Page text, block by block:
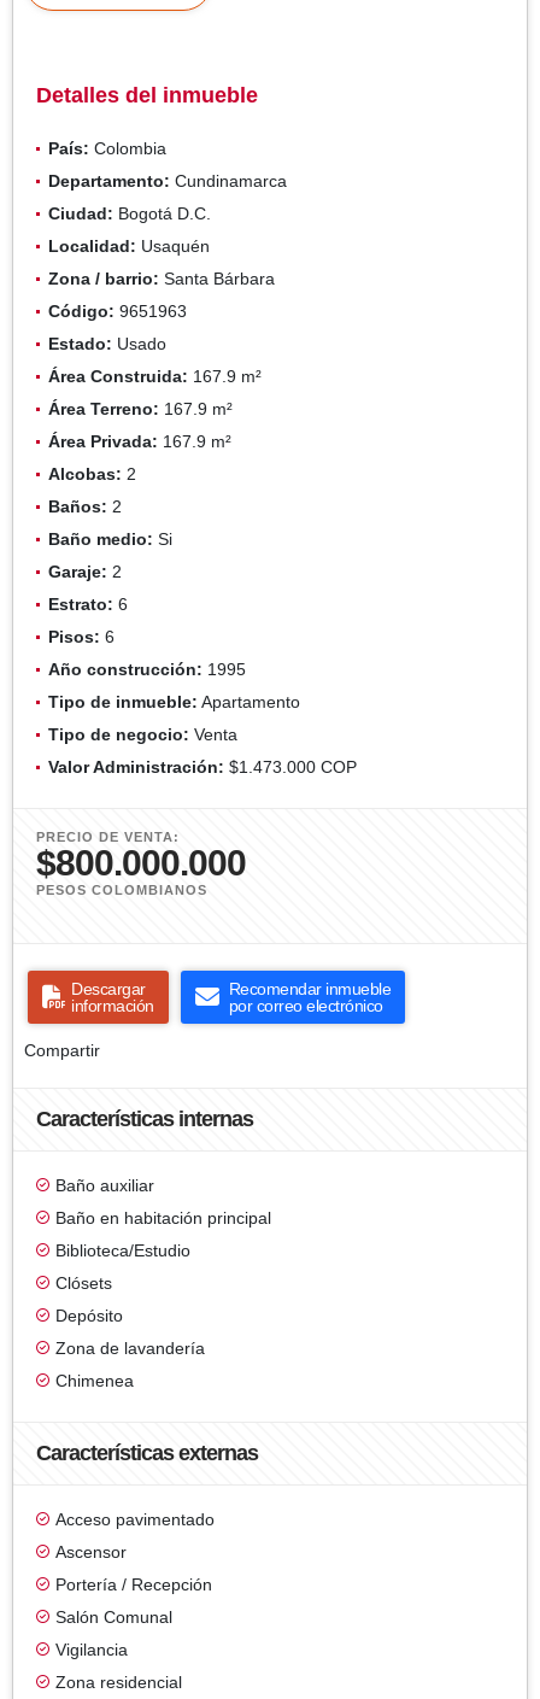
Detalles del inmueble
País: Colombia
Departamento: Cundinamarca
Ciudad: Bogotá D.C.
Localidad: Usaquén
Zona / barrio: Santa Bárbara
Código: 9651963
Estado: Usado
Área Construida: 167.9 m²
Área Terreno: 167.9 m²
Área Privada: 167.9 m²
Alcobas: 2
Baños: 2
Baño medio: Si
Garaje: 2
Estrato: 6
Pisos: 6
Año construcción: 1995
Tipo de inmueble: Apartamento
Tipo de negocio: Venta
Valor Administración: $1.473.000 COP
PRECIO DE VENTA:
$800.000.000
PESOS COLOMBIANOS
Descargar
información
Recomendar inmueble
por correo electrónico
Compartir
Características internas
Baño auxiliar
Baño en habitación principal
Biblioteca/Estudio
Clósets
Depósito
Zona de lavandería
Chimenea
Características externas
Acceso pavimentado
Ascensor
Portería / Recepción
Salón Comunal
Vigilancia
Zona residencial